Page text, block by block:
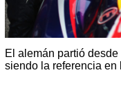
El alemán partió
siendo la referencia en